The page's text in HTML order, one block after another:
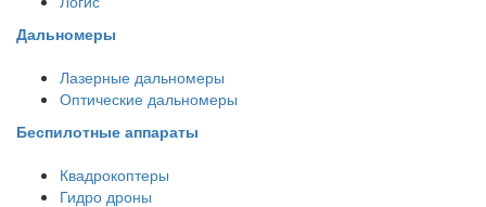
Дальномеры
Лазерные дальномеры
Оптические дальномеры
Беспилотные аппараты
Квадрокоптеры
Гидро дроны